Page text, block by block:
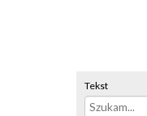
Tekst